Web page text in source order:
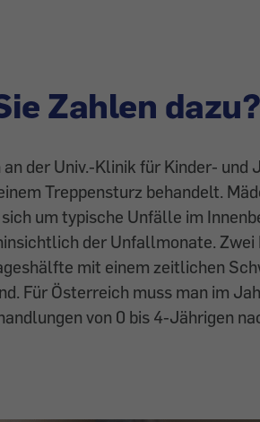
Zahlen dazu?
der Univ.-Klinik für Kinder- und
Treppensturz behandelt.
um typische Unfälle im
der Unfallmonate.
mit einem zeitlichen
Für Österreich muss man im
von 0 bis 4-Jährigen